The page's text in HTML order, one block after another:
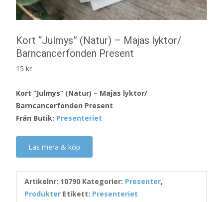
Kort “Julmys” (Natur) – Majas lyktor/
Barncancerfonden Present
15 kr
Kort “Julmys” (Natur) – Majas lyktor/
Barncancerfonden Present
Från Butik: Presenteriet
Läs mera & köp
Artikelnr: 10790 Kategorier: Presenter,
Produkter Etikett: Presenteriet